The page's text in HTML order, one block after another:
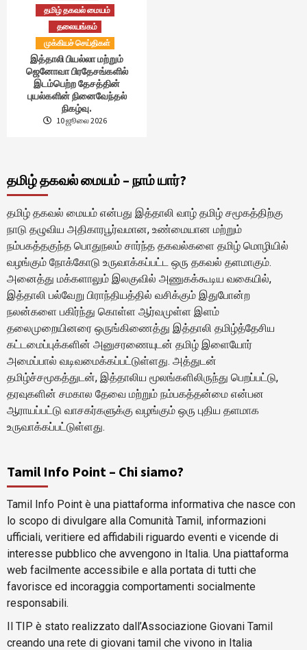
தமிழ் தகவல் மையம்
தலையங்கம்
முக்கியச் செய்திகள்
இத்தாலி பியல்லா மற்றும்
ஜெனோவா பிரதேசங்களில்
இடம்பெற்ற தேசத்தின்
புயல்களின் நினைவேந்தல்
நிகழ்வு.
10 ஜூலை 2026
தமிழ் தகவல் மையம் – நாம் யார்?
தமிழ் தகவல் மையம் என்பது இத்தாலி வாழ் தமிழ் சமூகத்திற்கு
நாடு தழுவிய அதிகாரபூர்வமான, உண்மையான மற்றும்
நம்பகத்தகுந்த பொதுநலம் சார்ந்த தகவல்களை தமிழ் மொழியில்
வழங்கும் நோக்கோடு உருவாக்கப்பட்ட ஒரு தகவல் தளமாகும்.
அனைத்து மக்களாலும் இலகுவில் அணுகக்கூடிய வகையில்,
இத்தாலி பல்வேறு பிராந்தியத்தில் வசிக்கும் இதுபோன்ற
நலன்களை பகிர்ந்து கொள்ள ஆர்வமுள்ள இளம்
தலைமுறையினரை ஒருங்கிணைத்து இத்தாலி தமிழ்த்தேசிய
கட்டமைப்புக்களின் அனுசரணையுடன் தமிழ் இளையோர்
அமைப்பால் வடிவமைக்கப்பட்டுள்ளது. அத்துடன்
தமிழ்ச்சமூகத்துடன், இத்தாலிய மூலங்களிலிருந்து பெறப்பட்டு,
தரவுகளின் சமகால தேவை மற்றும் நம்பகத்தன்மை என்பன
ஆராயப்பட்டு வாசகர்களுக்கு வழங்கும் ஒரு புதிய தளமாக
உருவாக்கப்பட்டுள்ளது.
Tamil Info Point – Chi siamo?
Tamil Info Point è una piattaforma informativa che nasce con
lo scopo di divulgare alla Comunità Tamil, informazioni
ufficiali, veritiere ed affidabili riguardo eventi e vicende di
interesse pubblico che avvengono in Italia. Una piattaforma
web facilmente accessibile e alla portata di tutti che
favorisce ed incoraggia comportamenti socialmente
responsabili.
Il TIP è stato realizzato dall’Associazione Giovani Tamil
creando una rete di giovani tamil che vivono in Italia